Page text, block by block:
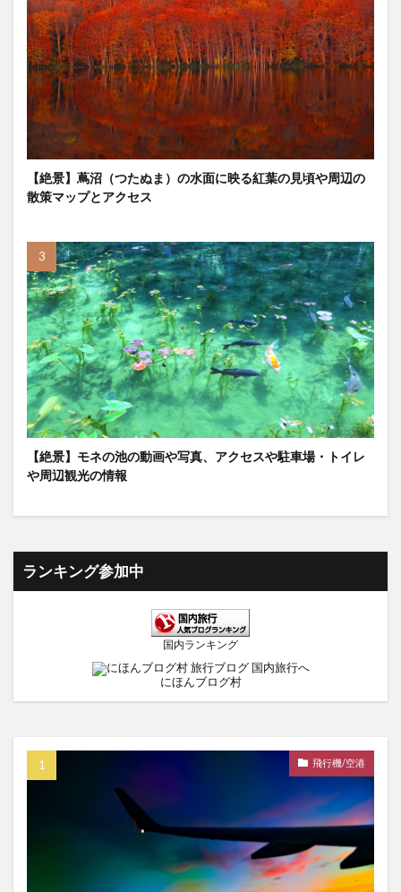
【絶景】蔦沼（つたぬま）の水面に映る紅葉の見頃や周辺の
散策マップとアクセス
【絶景】モネの池の動画や写真、アクセスや駐車場・トイレ
や周辺観光の情報
ランキング参加中
国内ランキング
にほんブログ村
飛行機/空港